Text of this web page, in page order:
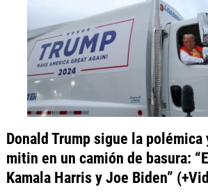
Donald Trump sigue la polémica
mitin en un camión de basura:
Kamala Harris y Joe Biden”